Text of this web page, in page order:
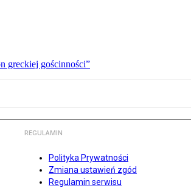
greckiej gościnności”
REGULAMIN
Polityka Prywatności
Zmiana ustawień zgód
Regulamin serwisu